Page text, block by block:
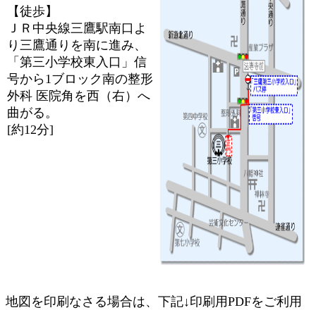
【徒歩】
ＪＲ中央線三鷹駅南口よ
り三鷹通りを南に進み、
「第三小学校東入口」信
号から1ブロック南の整形
外科 医院角を西（右）へ
曲がる。
[約12分]
地図を印刷なさる場合は、下記↓印刷用PDFをご利用